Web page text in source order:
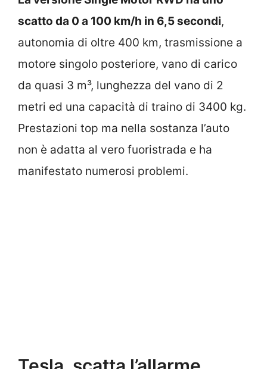
scatto da 0 a 100 km/h in 6,5 secondi,
autonomia di oltre 400 km, trasmissione a
motore singolo posteriore, vano di carico
da quasi 3 m³, lunghezza del vano di 2
metri ed una capacità di traino di 3400 kg.
Prestazioni top ma nella sostanza l’auto
non è adatta al vero fuoristrada e ha
manifestato numerosi problemi.